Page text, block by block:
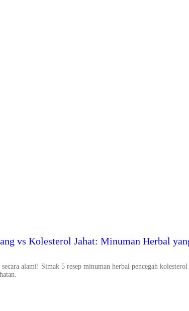
vs Kolesterol Jahat: Minuman Herbal
alami! Simak 5 resep minuman herbal pencegah